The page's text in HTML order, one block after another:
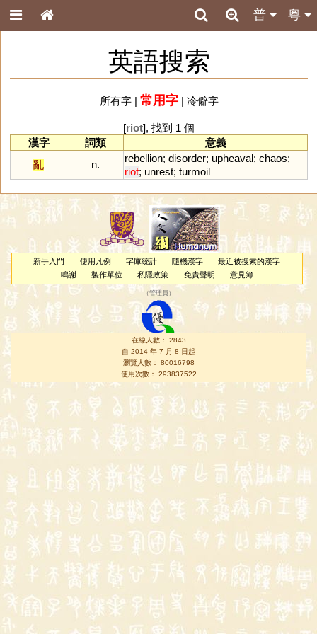
粵
普
英語搜索
所有字| 常用字| 冷僻字
[riot], 找到 1 個
漢字
詞類
意義
亂
n.
rebellion; disorder; upheaval; chaos;
riot; unrest; turmoil
新手入門 使用凡例 字庫統計 隨機漢字
最近被搜索的漢字
鳴謝
製作單位 私隱政策 免責聲明 意見簿
（管理員 ）
在線人數： 2843
自 2014 年 7 月 8 日起
瀏覽人數： 80016798
使用次數： 293837522